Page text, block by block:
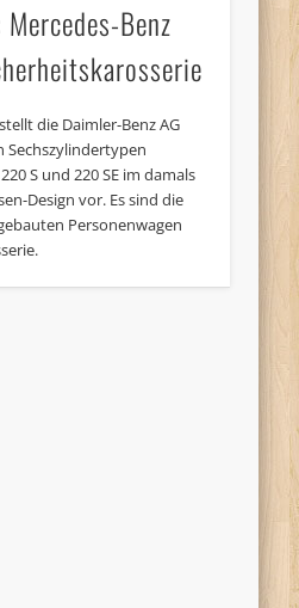
Benz
die Daimler-Benz AG
Sechszylindertypen
S und 220 SE im damals
Design vor. Es sind die
Personenwagen